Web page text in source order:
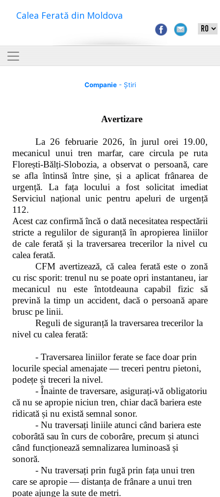
Calea Ferată din Moldova
Companie- Știri
Avertizare
La 26 februarie 2026, în jurul orei 19.00,
mecanicul unui tren marfar, care circula pe ruta
Florești-Bălți-Slobozia, a observat o persoană, care
se afla întinsă între șine, și a aplicat frânarea de
urgență. La fața locului a fost solicitat imediat
Serviciul național unic pentru apeluri de urgență
112.
Acest caz confirmă încă o dată necesitatea respectării
stricte a regulilor de siguranță în apropierea liniilor
de cale ferată și la traversarea trecerilor la nivel cu
calea ferată.
CFM avertizează, că calea ferată este o zonă
cu risc sporit: trenul nu se poate opri instantaneu, iar
mecanicul nu este întotdeauna capabil fizic să
prevină la timp un accident, dacă o persoană apare
brusc pe linii.
Reguli de siguranță la traversarea trecerilor la
nivel cu calea ferată:
- Traversarea liniilor ferate se face doar prin
locurile special amenajate — treceri pentru pietoni,
podețe și treceri la nivel.
- Înainte de traversare, asigurați-vă obligatoriu
că nu se apropie niciun tren, chiar dacă bariera este
ridicată și nu există semnal sonor.
- Nu traversați liniile atunci când bariera este
coborâtă sau în curs de coborâre, precum și atunci
când funcționează semnalizarea luminoasă și
sonoră.
- Nu traversați prin fugă prin fața unui tren
care se apropie — distanța de frânare a unui tren
poate ajunge la sute de metri.